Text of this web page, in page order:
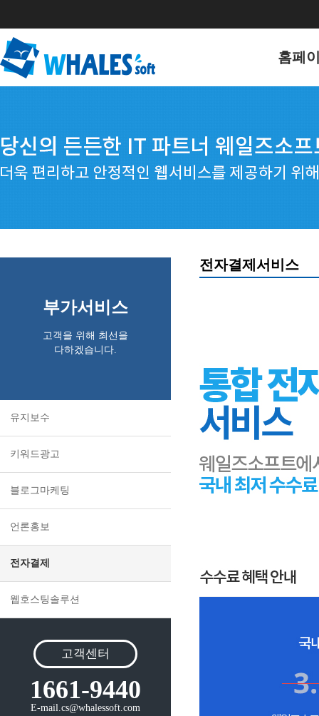
홈페
포트폴
부가서비스
고객을 위해 최선을
다하겠습니다.
유지보수
키워드광고
블로그마케팅
언론홍보
전자결제
웹호스팅솔루션
고객센터
1661-9440
E-mail.cs@whalessoft.com
전자결제서비스